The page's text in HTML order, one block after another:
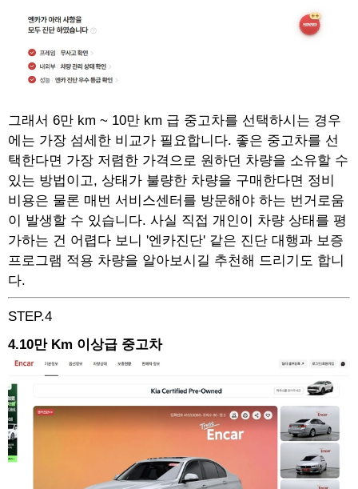
그래서 6만 km ~ 10만 km 급 중고차를 선택하시는 경우
에는 가장 섬세한 비교가 필요합니다. 좋은 중고차를 선
택한다면 가장 저렴한 가격으로 원하던 차량을 소유할 수
있는 방법이고, 상태가 불량한 차량을 구매한다면 정비
비용은 물론 매번 서비스센터를 방문해야 하는 번거로움
이 발생할 수 있습니다. 사실 직접 개인이 차량 상태를 평
가하는 건 어렵다 보니 '엔카진단' 같은 진단 대행과 보증
프로그램 적용 차량을 알아보시길 추천해 드리기도 합니
다.
STEP.4
4.10만 Km 이상급 중고차